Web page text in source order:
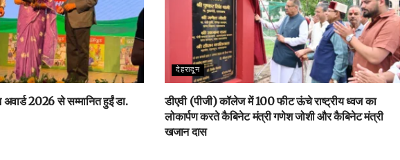
2026 से सम्मानित हुईं डा.
देहरादून
डीएवी (पीजी) कॉलेज में 100 फीट ऊंचे राष्ट्रीय ध्वज का
लोकार्पण करते कैबिनेट मंत्री गणेश जोशी और कैबिनेट मंत्री
खजान दास